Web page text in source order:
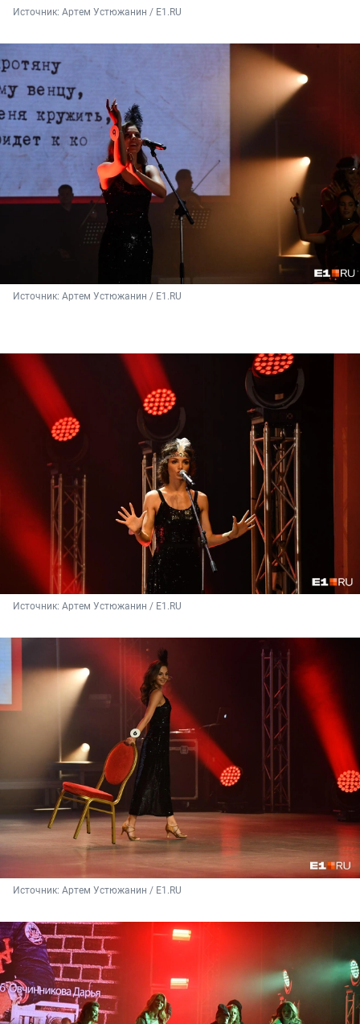
Источник: Артем Устюжанин / Е1.RU
Источник: Артем Устюжанин / Е1.RU
Источник: Артем Устюжанин / Е1.RU
Источник: Артем Устюжанин / Е1.RU